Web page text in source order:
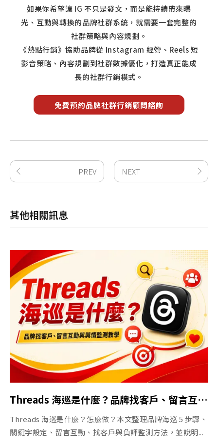
如果你希望讓 IG 不只是發文，而是能持續帶來曝
光、互動與轉換的品牌社群系統，就需要一套完整的
社群策略與內容規劃。
《熱點行銷》協助品牌從 Instagram 經營、Reels 短
影音策略、內容規劃到社群數據優化，打造真正能成
長的社群行銷模式。
免費預約品牌社群行銷顧問諮詢
PREV NEXT
其他相關訊息
Threads 海巡是什麼？品牌找客戶、留言互動與輿情監測教學
Threads 海巡是什麼？怎麼做？本文整理品牌海巡 5 步驟、
關鍵字設定、留言互動、找客戶與負評監測方法，並說明...